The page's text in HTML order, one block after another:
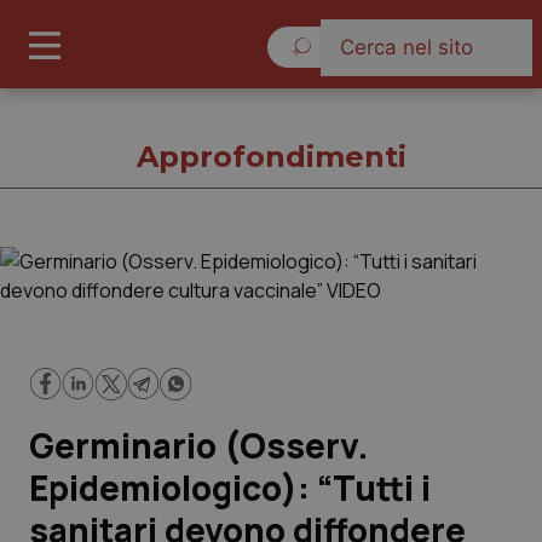
Governo e Parlamento
Regioni e Asl
Lavoro e Professioni
Approfondimenti
Germinario (Osserv.
Epidemiologico): “Tutti i
sanitari devono diffondere